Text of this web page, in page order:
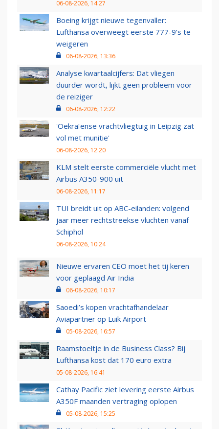
06-08-2026, 14:27
Boeing krijgt nieuwe tegenvaller:
Lufthansa overweegt eerste 777-9’s te
weigeren
06-08-2026, 13:36
Analyse kwartaalcijfers: Dat vliegen
duurder wordt, lijkt geen probleem voor
de reiziger
06-08-2026, 12:22
'Oekraïense vrachtvliegtuig in Leipzig zat
vol met munitie'
06-08-2026, 12:20
KLM stelt eerste commerciële vlucht met
Airbus A350-900 uit
06-08-2026, 11:17
TUI breidt uit op ABC-eilanden: volgend
jaar meer rechtstreekse vluchten vanaf
Schiphol
06-08-2026, 10:24
Nieuwe ervaren CEO moet het tij keren
voor geplaagd Air India
06-08-2026, 10:17
Saoedi’s kopen vrachtafhandelaar
Aviapartner op Luik Airport
05-08-2026, 16:57
Raamstoeltje in de Business Class? Bij
Lufthansa kost dat 170 euro extra
05-08-2026, 16:41
Cathay Pacific ziet levering eerste Airbus
A350F maanden vertraging oplopen
05-08-2026, 15:25